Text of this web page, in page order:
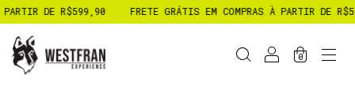
DE R$599,90 FRETE GRÁTIS EM COMPRAS À PARTIR DE R$599,90
0